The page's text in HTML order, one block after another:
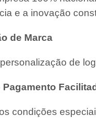
e a inovação
de Marca
de
condições